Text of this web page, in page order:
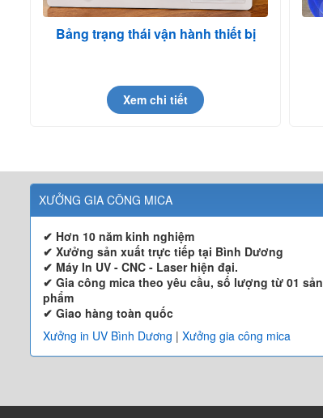
Bảng trạng thái vận hành thiết bị
Xem chi tiết
XƯỞNG GIA CÔNG MICA
✔ Hơn 10 năm kinh nghiệm
✔ Xưởng sản xuất trực tiếp tại Bình Dương
✔ Máy In UV - CNC - Laser hiện đại.
✔ Gia công mica theo yêu cầu, số lượng từ 01 sản
phẩm
✔ Giao hàng toàn quốc
Xưởng in UV Bình Dương | Xưởng gia công mica